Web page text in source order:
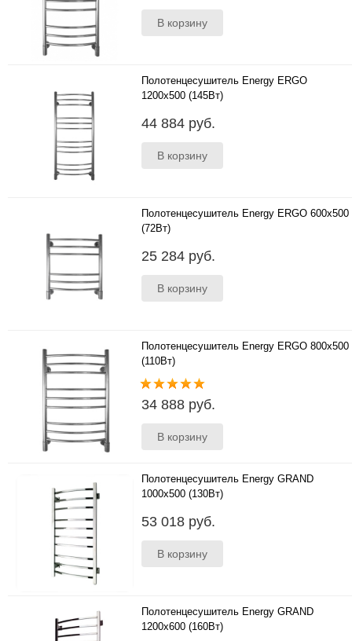
Полотенцесушитель Energy ERGO
1200x500 (145Вт)
Материал: пищевая высококачестве..
44 884 руб.
Полотенцесушитель Energy ERGO 600x500
(72Вт)
25 284 руб.
Полотенцесушитель Energy ERGO 800x500
(110Вт)
Характеристики Размеры: 800х500х100 мм
34 888 руб.
Полотенцесушитель Energy GRAND
1000x500 (130Вт)
53 018 руб.
Полотенцесушитель Energy GRAND
1200x600 (160Вт)